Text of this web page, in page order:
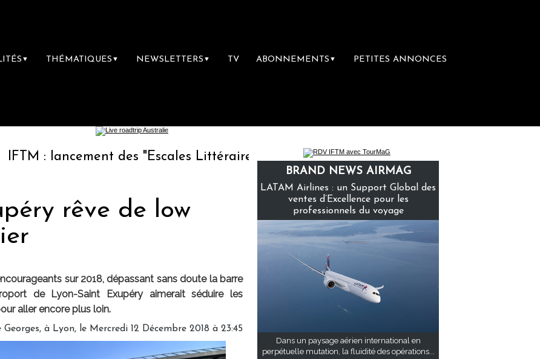
▼ THÉMATIQUES ▼ NEWSLETTERS ▼ TV ABONNEMENTS ▼ PETITES ANNONCES
lancement des "Escales Littéraires", la première librairie du voyage
rêve de low
sur 2018, dépassant sans doute la barre
de Lyon-Saint Exupéry aimerait séduire les
aller encore plus loin.
Georges, à Lyon, le Mercredi 12 Décembre 2018 à 23:45
BRAND NEWS AIRMAG
LATAM Airlines : un Support Global des
ventes d’Excellence pour les
professionnels du voyage
Dans un paysage aérien international en
perpétuelle mutation, la fluidité des opérations...